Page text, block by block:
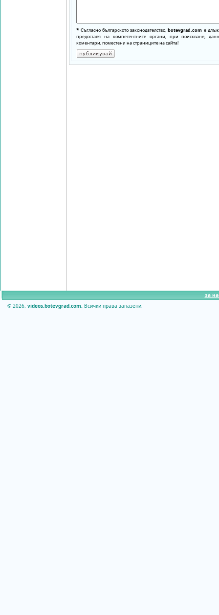
* Съгласно българското законодателство,botevgrad.com е
предоставя на компетентните органи, при поискване,
коментари, поместени на страниците на сайта!
за
© 2026. videos.botevgrad.com. Всички права запазени.